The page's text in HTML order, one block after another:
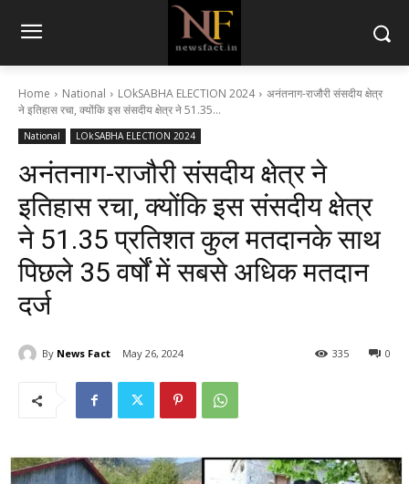
Home National LOkSABHA ELECTION 2024
अनंतनाग-राजौरी संसदीय क्षेत्र
ने इतिहास रचा, क्योंकि इस संसदीय क्षेत्र ने 51.35...
National LOkSABHA ELECTION 2024
अनंतनाग-राजौरी संसदीय क्षेत्र ने
इतिहास रचा, क्योंकि इस संसदीय क्षेत्र
ने 51.35 प्रतिशत कुल मतदानके साथ
पिछले 35 वर्षों में सबसे अधिक मतदान
दर्ज
By News Fact May 26, 2024 0
335